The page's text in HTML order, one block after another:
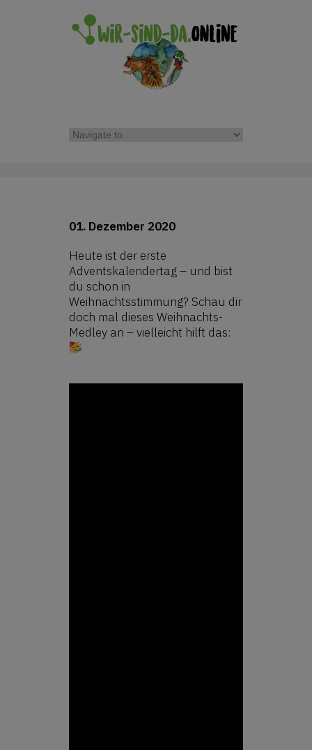
01. Dezember 2020
Heute ist der erste
Adventskalendertag – und bist
du schon in
Weihnachtsstimmung? Schau dir
doch mal dieses Weihnachts-
Medley an – vielleicht hilft das: